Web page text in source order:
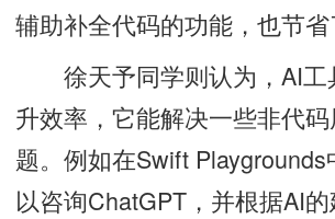
辅助补全代码的功能，也节省
徐天予同学则认为，AI工
升效率，它能解决一些非代
题。例如在Swift
以咨询ChatGPT，并根据AI